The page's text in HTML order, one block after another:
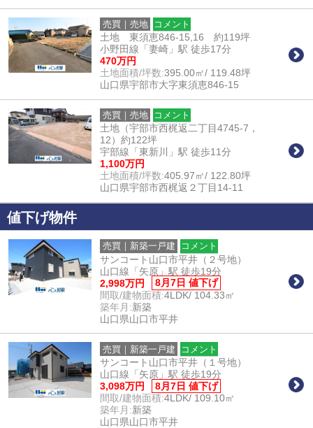
売買｜売地 コメント
土地 東須恵846-15,16 約119坪
小野田線「妻崎」駅 徒歩17分
470万円
土地面積/坪数:395.00㎡/ 119.48坪
山口県宇部市大字東須恵846-15
売買｜売地 コメント
土地（宇部市西梶返二丁目4745-7，
12）約122坪
宇部線「東新川」駅 徒歩11分
1,100万円
土地面積/坪数:405.97㎡/ 122.80坪
山口県宇部市西梶返２丁目14-11
値下げ物件
売買｜新築一戸建 コメント
サンコート山口市平井（２号地）
山口線「矢原」駅 徒歩19分
2,998万円
8月7日 値下げ
間取/建物面積:4LDK/ 104.33㎡
築年月:新築
山口県山口市平井
売買｜新築一戸建 コメント
サンコート山口市平井（１号地）
山口線「矢原」駅 徒歩19分
3,098万円
8月7日 値下げ
間取/建物面積:4LDK/ 109.10㎡
築年月:新築
山口県山口市平井